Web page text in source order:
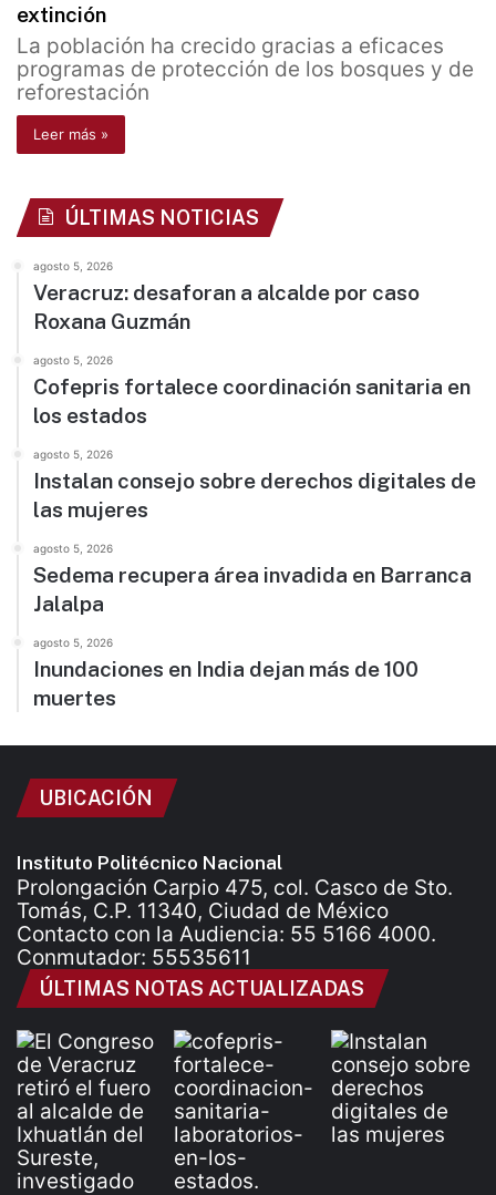
extinción
La población ha crecido gracias a eficaces
programas de protección de los bosques y de
reforestación
Leer más »
ÚLTIMAS NOTICIAS
agosto 5, 2026
Veracruz: desaforan a alcalde por caso
Roxana Guzmán
agosto 5, 2026
Cofepris fortalece coordinación sanitaria en
los estados
agosto 5, 2026
Instalan consejo sobre derechos digitales de
las mujeres
agosto 5, 2026
Sedema recupera área invadida en Barranca
Jalalpa
agosto 5, 2026
Inundaciones en India dejan más de 100
muertes
UBICACIÓN
Instituto Politécnico Nacional
Prolongación Carpio 475, col. Casco de Sto.
Tomás, C.P. 11340, Ciudad de México
Contacto con la Audiencia: 55 5166 4000.
Conmutador: 55535611
ÚLTIMAS NOTAS ACTUALIZADAS